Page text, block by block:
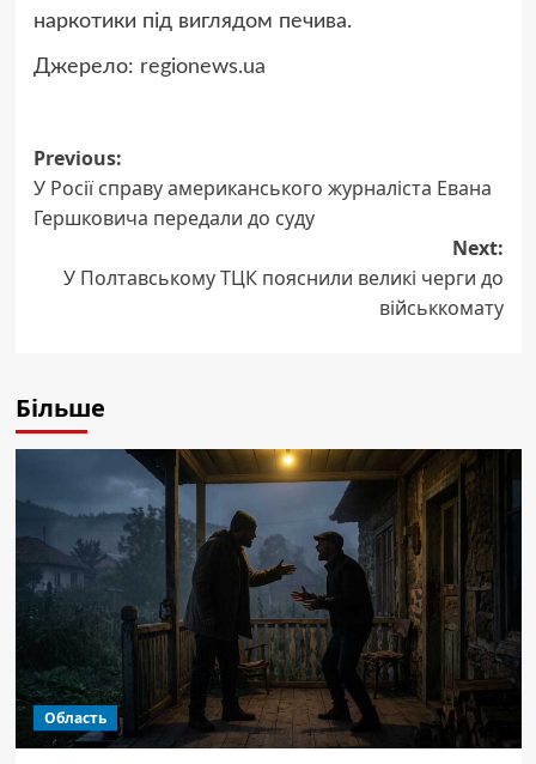
наркотики під виглядом печива.
Джерело: regionews.ua
Post
navigation
Previous:
У Росії справу американського журналіста Евана
Гершковича передали до суду
Next:
У Полтавському ТЦК пояснили великі черги до
військкомату
Більше
Область